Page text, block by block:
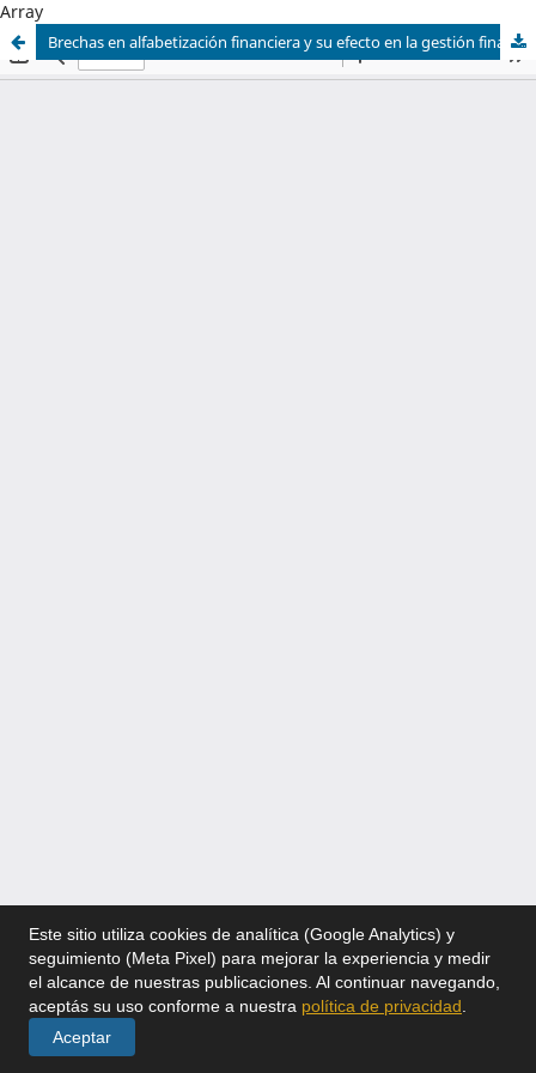
Array
Brechas en alfabetización financiera y su efecto en la gestión financiera de PyMEs: un enfoque cualitativo
Este sitio utiliza cookies de analítica (Google Analytics) y
seguimiento (Meta Pixel) para mejorar la experiencia y medir
el alcance de nuestras publicaciones. Al continuar navegando,
aceptás su uso conforme a nuestra política de privacidad
Aceptar